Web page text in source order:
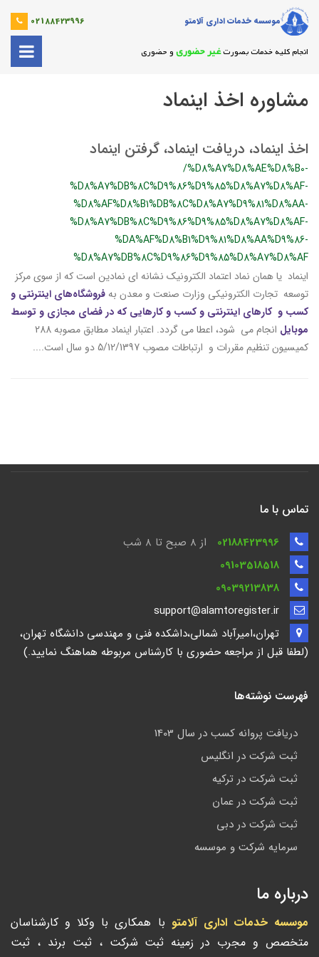
موسسه خدمات اداری آلامتو 02188423996
انجام کلیه خدمات بصورتغیر حضوری و حضوری
مشاوره اخذ اینماد
اخذ اینماد، دریافت اینماد، گرفتن اینماد
/%D8%A7%D8%AE%D8%B0-
%D8%A7%DB%8C%D9%86%D9%85%D8%A7%D8%AF-
%D8%AF%D8%B1%DB%8C%D8%A7%D9%81%D8%AA-
%D8%A7%DB%8C%D9%86%D9%85%D8%A7%D8%AF-
%DA%AF%D8%B1%D9%81%D8%AA%D9%86-
%D8%A7%DB%8C%D9%86%D9%85%D8%A7%D8%AF
اینماد یا همان نماد اعتماد الکترونیک نشانه ای نمادین است که از سوی مرکز
توسعه تجارت الکترونیکی وزارت صنعت و معدن بهفروشگاه‌های اینترنتی و
کسب و کارهای اینترنتی و کسب و کارهایی که در فضای مجازی و توسط
موبایل
انجام می شود، اعطا می گردد. اعتبار اینماد مطابق مصوبه 288
کمیسیون تنظیم مقررات و ارتباطات مصوب 5/12/1397 دو سال است....
تماس با ما
02188423996
از 8 صبح تا ۸ شب
09103518518
09039213838
support@alamtoregister.ir
تهران،امیرآباد شمالی،داشکده فنی و مهندسی دانشگاه تهران،
(لطفا قبل از مراجعه حضوری با کارشناس مربوطه هماهنگ نمایید.)
فهرست نوشته‌ها
دریافت پروانه کسب در سال 1403
ثبت شرکت در انگلیس
ثبت شرکت در ترکیه
ثبت شرکت در عمان
ثبت شرکت در دبی
سرمایه شرکت و موسسه
درباره ما
موسسه خدمات اداری آلامتو با همکاری با وکلا و کارشناسان
متخصص و مجرب در زمینه ثبت شرکت ، ثبت برند ، ثبت